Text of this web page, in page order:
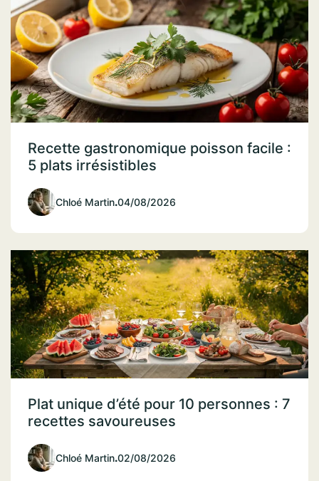
Recette gastronomique poisson facile :
5 plats irrésistibles
Chloé Martin.04/08/2026
Plat unique d’été pour 10 personnes : 7
recettes savoureuses
Chloé Martin.02/08/2026